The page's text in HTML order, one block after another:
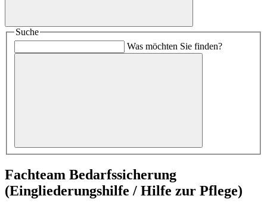
Suche
Was möchten Sie finden?
Fachteam Bedarfssicherung
(Eingliederungshilfe / Hilfe zur Pflege)